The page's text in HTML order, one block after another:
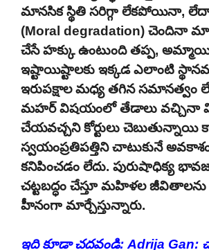
మానసిక స్థితి సరిగ్గా లేకపోయినా,
(Moral degradation) చెందినా
చేసే హక్కు ఉంటుంది తప్ప,
ఇష్టాయిష్టాలకు ఇక్కడ ఎలాంటి
ఇరుపక్షాల మధ్య తగిన
మహర్ విషయంలో తేడాలు వచ్చినా
చేయవచ్చని కోర్టులు చెబుతున్నాయి
స్వయంప్రతిపత్తిని చాటుకునే
కనిపించడం లేదు. పురుషాధిక్య
చట్టబద్ధం చేస్తూ మహిళల
హీనంగా మార్చేస్తున్నారు.
ఇది కూడా చదవండి: Adrija Gan: